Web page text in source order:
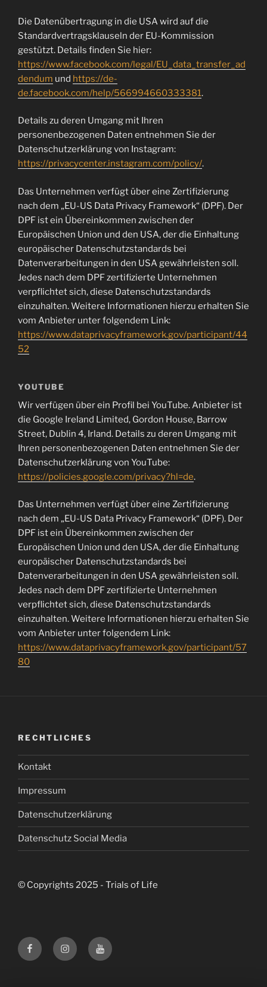
Die Datenübertragung in die USA wird auf die
Standardvertragsklauseln der EU-Kommission
gestützt. Details finden Sie hier:
https://www.facebook.com/legal/EU_data_transfer_ad
dendum und https://de-
de.facebook.com/help/566994660333381.
Details zu deren Umgang mit Ihren
personenbezogenen Daten entnehmen Sie der
Datenschutzerklärung von Instagram:
https://privacycenter.instagram.com/policy/.
Das Unternehmen verfügt über eine Zertifizierung
nach dem „EU-US Data Privacy Framework“ (DPF). Der
DPF ist ein Übereinkommen zwischen der
Europäischen Union und den USA, der die Einhaltung
europäischer Datenschutzstandards bei
Datenverarbeitungen in den USA gewährleisten soll.
Jedes nach dem DPF zertifizierte Unternehmen
verpflichtet sich, diese Datenschutzstandards
einzuhalten. Weitere Informationen hierzu erhalten Sie
vom Anbieter unter folgendem Link:
https://www.dataprivacyframework.gov/participant/44
52
YOUTUBE
Wir verfügen über ein Profil bei YouTube. Anbieter ist
die Google Ireland Limited, Gordon House, Barrow
Street, Dublin 4, Irland. Details zu deren Umgang mit
Ihren personenbezogenen Daten entnehmen Sie der
Datenschutzerklärung von YouTube:
https://policies.google.com/privacy?hl=de.
Das Unternehmen verfügt über eine Zertifizierung
nach dem „EU-US Data Privacy Framework“ (DPF). Der
DPF ist ein Übereinkommen zwischen der
Europäischen Union und den USA, der die Einhaltung
europäischer Datenschutzstandards bei
Datenverarbeitungen in den USA gewährleisten soll.
Jedes nach dem DPF zertifizierte Unternehmen
verpflichtet sich, diese Datenschutzstandards
einzuhalten. Weitere Informationen hierzu erhalten Sie
vom Anbieter unter folgendem Link:
https://www.dataprivacyframework.gov/participant/57
80
RECHTLICHES
Kontakt
Impressum
Datenschutzerklärung
Datenschutz Social Media
© Copyrights 2025 - Trials of Life
Facebook
Trials
Instagram
Trials
Youtube
Trials